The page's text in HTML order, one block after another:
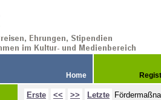
Home
Erste << >> Letzte